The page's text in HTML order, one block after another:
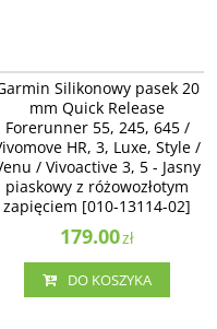
Silikonowy pasek 20
mm Quick Release
Forerunner 55, 245, 645 /
HR, 3, Luxe, Style /
/ Vivoactive 3, 5 - Jasny
piaskowy z różowozłotym
zapięciem [010-13114-02]
179.00zł
DO KOSZYKA